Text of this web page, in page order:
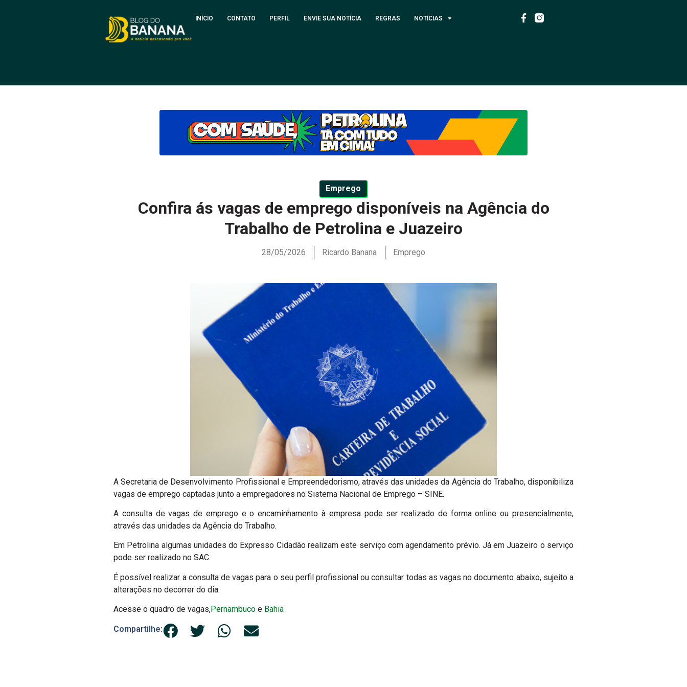
INÍCIO CONTATO PERFIL ENVIE SUA NOTÍCIA REGRAS NOTÍCIAS
Emprego
Confira ás vagas de emprego disponíveis na Agência do
Trabalho de Petrolina e Juazeiro
28/05/2026 Ricardo Banana Emprego
A Secretaria de Desenvolvimento Profissional e Empreendedorismo, através das unidades da Agência do Trabalho, disponibiliza
vagas de emprego captadas junto a empregadores no Sistema Nacional de Emprego – SINE.
A consulta de vagas de emprego e o encaminhamento à empresa pode ser realizado de forma online ou presencialmente,
através das unidades da Agência do Trabalho.
Em Petrolina algumas unidades do Expresso Cidadão realizam este serviço com agendamento prévio. Já em Juazeiro o serviço
pode ser realizado no SAC.
É possível realizar a consulta de vagas para o seu perfil profissional ou consultar todas as vagas no documento abaixo, sujeito a
alterações no decorrer do dia.
Acesse o quadro de vagas,Pernambuco e Bahia
Compartilhe: